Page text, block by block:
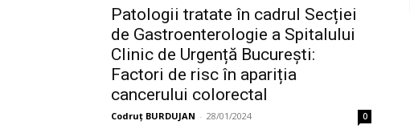
Patologii tratate în cadrul Secției
de Gastroenterologie a Spitalului
Clinic de Urgență București:
Factori de risc în apariția
cancerului colorectal
Codruț BURDUJAN - 28/01/2024 0